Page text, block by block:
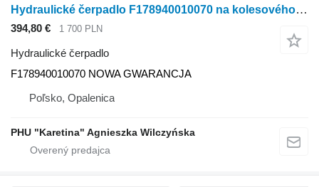
Hydraulické čerpadlo F178940010070 na kolesového traktora Fendt Farmer
394,80 € 1 700 PLN
Hydraulické čerpadlo
F178940010070 NOWA GWARANCJA
Poľsko, Opalenica
PHU "Karetina" Agnieszka Wilczyńska